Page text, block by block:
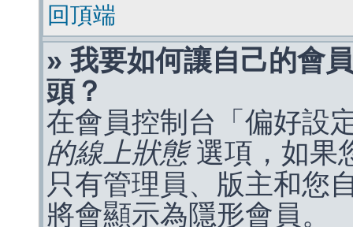
回頂端
» 我要如何讓自己的會
頭？
在會員控制台「偏好設
的線上狀態選項，如果
只有管理員、版主和您
將會顯示為隱形會員。